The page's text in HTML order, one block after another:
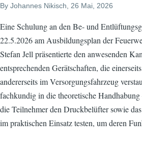
By Johannes Nikisch , 26 Mai, 2026
Eine Schulung an den Be- und
22.5.2026 am Ausbildungsplan der
Stefan Jell präsentierte den anwesenden
entsprechenden Gerätschaften, die
andererseits im Versorgungsfahrzeug
fachkundig in die theoretische
die Teilnehmer den Druckbelüfter sowie
im praktischen Einsatz testen, um deren